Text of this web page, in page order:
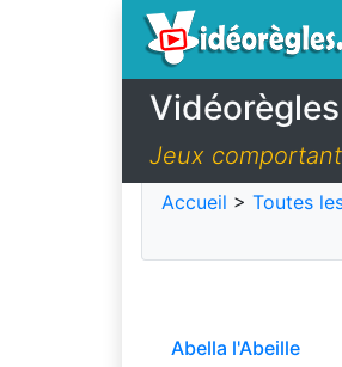
Vidéorègles
Jeux
Accueil > Toutes
Abella l'Abeille